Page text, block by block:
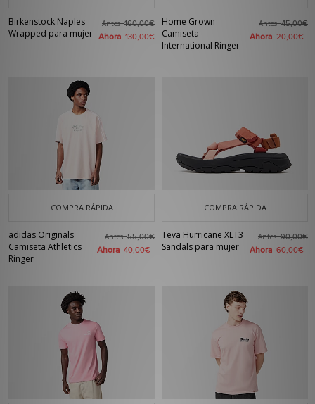
Birkenstock Naples
Wrapped para mujer
Antes160,00€
Ahora 130,00€
Home Grown
Camiseta
International Ringer
Antes45,00€
Ahora 20,00€
COMPRA RÁPIDA
adidas Originals
Camiseta Athletics
Ringer
Antes55,00€
Ahora 40,00€
COMPRA RÁPIDA
Teva Hurricane XLT3
Sandals para mujer
Antes90,00€
Ahora 60,00€